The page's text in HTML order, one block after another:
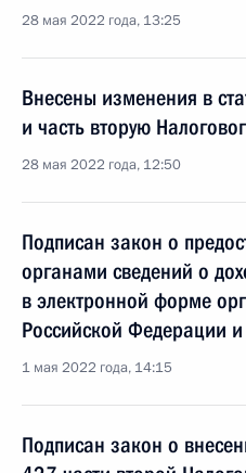
28 мая 2022 года, 13:25
Внесены изменения в
и часть вторую
28 мая 2022 года, 12:50
Подписан закон о
органами сведений о
в электронной форме
Российской Федерации
1 мая 2022 года, 14:15
Подписан закон о